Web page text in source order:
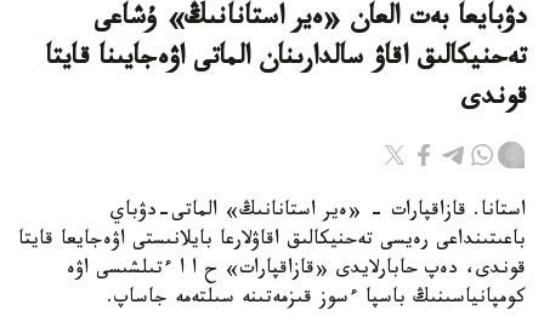
دۋبايعا بەت العان «ەير استانانىڭ» ۇشاعى
تەحنيكالىق اقاۋ سالدارىنان الماتى اۋەجايىنا قايتا
قوندى
استانا. قازاقپارات - «ەير استانانىڭ» الماتى-دۋباي
باعىتىنداعى رەيسى تەحنيكالىق اقاۋلارعا بايلانىستى اۋەجايعا قايتا
قوندى، دەپ حابارلايدى «قازاقپارات» ح ا ا ءتىلشىسى اۋە
كومپانياسىنىڭ باسپا ءسوز قىزمەتىنە سىلتەمە جاساپ.